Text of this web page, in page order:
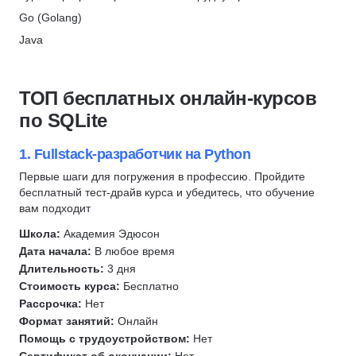
Скидка 62%
МТИ
DevOps
Разработка игр
Разработка
Ruby
Робототехника
Вайб-кодинг
Нейронные сети
Kotlin
Разработка под Android
Разработка под iOS
Тестирование на проникновение
Тестирование мобильных приложений
Тестирование API
Frontend-разработка
C#
Администрирование Linux
Сетевые технологии
Git
QA
Go (Golang)
Автоматизация тестирования
SQL
Linux
Go (Golang)
Java
Backend-разработка
Frontend-разработка
JavaScript
Fullstack-разработка
C#
Веб-разработка
QA
Kotlin
Swift
Разработка мобильных приложений
Разработка
ТОП бесплатных онлайн-курсов
по SQLite
1. Fullstack-разработчик на Python
Первые шаги для погружения в профессию. Пройдите
бесплатный тест-драйв курса и убедитесь, что обучение
вам подходит
Школа: Академия Эдюсон
Дата начала: В любое время
Длительность: 3 дня
Стоимость курса: Бесплатно
Рассрочка: Нет
Формат занятий: Онлайн
Помощь с трудоустройством: Нет